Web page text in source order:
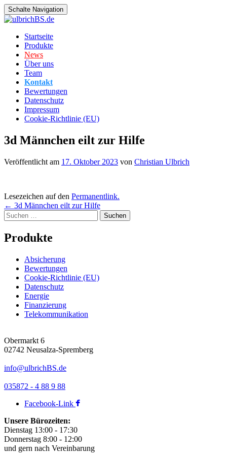
Schalte Navigation
Zum
Inhalt
springen
Startseite
Produkte
News
Über uns
Team
Kontakt
Bewertungen
Datenschutz
Impressum
Cookie-Richtlinie (EU)
3d Männchen eilt zur Hilfe
Veröffentlicht am 17. Oktober 2023 von Christian Ulbrich
Lesezeichen auf den Permanentlink.
Beitragsnavigation
← 3d Männchen eilt zur Hilfe
Suchen
nach:
Produkte
Absicherung
Bewertungen
Cookie-Richtlinie (EU)
Datenschutz
Energie
Finanzierung
Telekommunikation
Obermarkt 6
02742 Neusalza-Spremberg
info@ulbrichBS.de
035872 - 4 88 9 88
Facebook-Link
Unsere Bürozeiten:
Dienstag 13:00 - 17:30
Donnerstag 8:00 - 12:00
und gern nach Vereinbarung